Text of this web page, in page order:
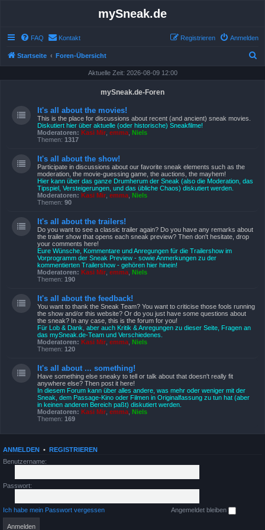
mySneak.de
FAQ Kontakt Anmelden
Registrieren
Startseite Foren-Übersicht
Aktuelle Zeit: 2026-08-09 12:00
mySneak.de-Foren
It's all about the movies!
This is the place for discussions about recent (and ancient) sneak movies.
Diskutiert hier über aktuelle (oder historische) Sneakfilme!
Moderatoren: Kasi Mir emma Niels
Themen: 1317
It's all about the show!
Participate in discussions about our favorite sneak elements such as the
moderation, the movie-guessing game, the auctions, the mayhem!
Hier kann über das ganze Drumherum der Sneak (also die Moderation, das
Tipspiel, Versteigerungen, und das übliche Chaos) diskutiert werden.
Moderatoren: Kasi Mir emma Niels
Themen: 90
It's all about the trailers!
Do you want to see a classic trailer again? Do you have any remarks about
the trailer show that opens each sneak preview? Then don't hesitate, drop
your comments here!
Eure Wünsche, Kommentare und Anregungen für die Trailershow im
Vorprogramm der Sneak Preview - sowie Anmerkungen zu der
kommentierten Trailershow - gehören hier hinein!
Moderatoren: Kasi Mir emma Niels
Themen: 190
It's all about the feedback!
You want to thank the Sneak Team? You want to criticise those fools running
the show and/or this website? Or do you just have some questions about
the sneak? In any case, this is the forum for you!
Für Lob & Dank, aber auch Kritik & Anregungen zu dieser Seite, Fragen an
das mySneak.de-Team und Verschiedenes.
Moderatoren: Kasi Mir emma Niels
Themen: 120
It's all about ... something!
Have something else sneaky to tell or talk about that doesn't really fit
anywhere else? Then post it here!
In diesem Forum kann über alles andere, was mehr oder weniger mit der
Sneak, dem Passage-Kino oder Filmen in Originalfassung zu tun hat (aber
in keinen anderen Bereich paßt) diskutiert werden.
Moderatoren: Kasi Mir emma Niels
Themen: 169
ANMELDEN • REGISTRIEREN
Benutzername:
Passwort:
Ich habe mein Passwort vergessen Angemeldet bleiben